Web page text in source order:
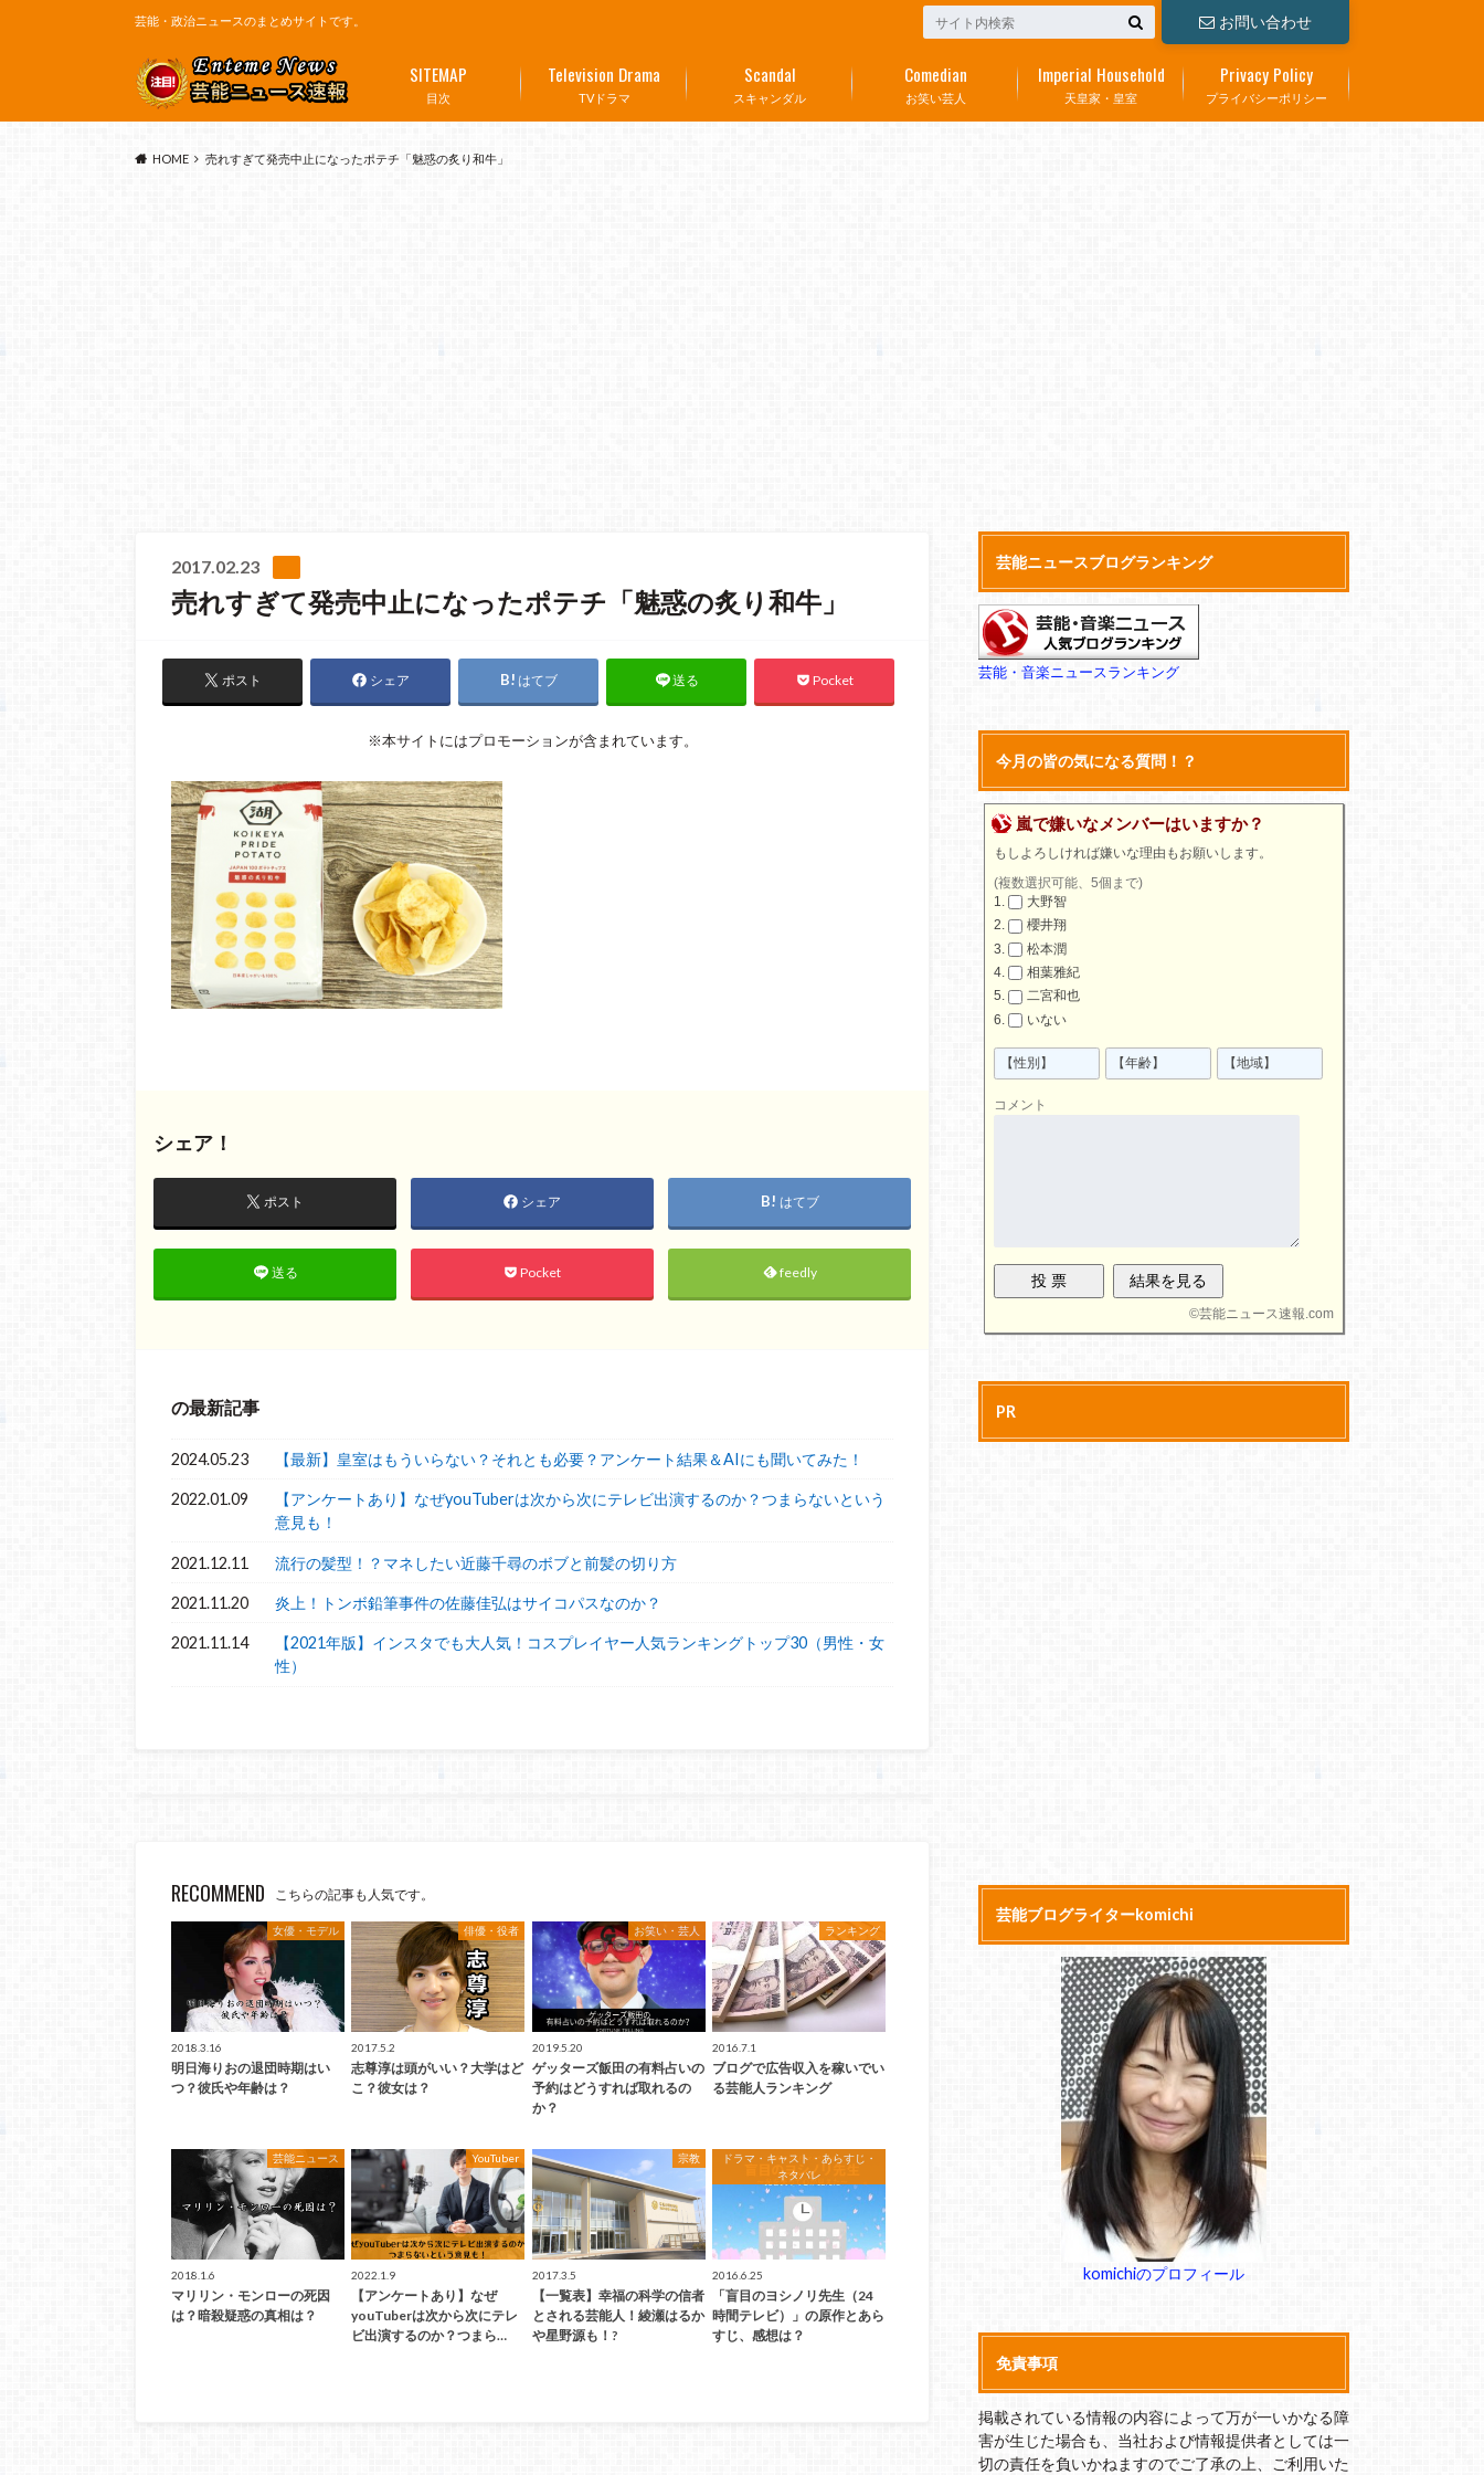
芸能・政治ニュースのまとめサイトです。 お問い合わせ
目次
SITEMAP
TVドラマ
Television Drama
スキャンダル
Scandal
お笑い芸人
Comedian
天皇家・皇室
Imperial Household
プライバシーポリシー
Privacy Policy
HOME 売れすぎて発売中止になったポテチ「魅惑の炙り和牛」
2017.02.23
売れすぎて発売中止になったポテチ「魅惑の炙り和牛」
ポスト シェア はてブ 送る Pocket
※本サイトにはプロモーションが含まれています。
シェア！
ポスト シェア はてブ
送る Pocket feedly
の最新記事
2024.05.23 【最新】皇室はもういらない？それとも必要？アンケート結果＆AIにも聞いてみた！
2022.01.09
【アンケートあり】なぜyouTuberは次から次にテレビ出演するのか？つまらないという
意見も！
2021.12.11 流行の髪型！？マネしたい近藤千尋のボブと前髪の切り方
2021.11.20 炎上！トンボ鉛筆事件の佐藤佳弘はサイコパスなのか？
2021.11.14
【2021年版】インスタでも大人気！コスプレイヤー人気ランキングトップ30（男性・女
性）
RECOMMEND こちらの記事も人気です。
女優・モデル
2018.3.16
明日海りおの退団時期はい
つ？彼氏や年齢は？
俳優・役者
2017.5.2
志尊淳は頭がいい？大学はど
こ？彼女は？
お笑い・芸人
2019.5.20
ゲッターズ飯田の有料占いの
予約はどうすれば取れるの
か？
ランキング
2016.7.1
ブログで広告収入を稼いでい
る芸能人ランキング
芸能ニュース
2018.1.6
マリリン・モンローの死因
は？暗殺疑惑の真相は？
YouTuber
2022.1.9
【アンケートあり】なぜ
youTuberは次から次にテレ
ビ出演するのか？つまら…
宗教
2017.3.5
【一覧表】幸福の科学の信者
とされる芸能人！綾瀬はるか
や星野源も！?
ドラマ・キャスト・あらすじ・
ネタバレ
2016.6.25
「盲目のヨシノリ先生（24
時間テレビ）」の原作とあら
すじ、感想は？
芸能ニュースブログランキング
芸能・音楽ニュースランキング
今月の皆の気になる質問！？
嵐で嫌いなメンバーはいますか？
もしよろしければ嫌いな理由もお願いします。
(複数選択可能、5個まで)
大野智
櫻井翔
松本潤
相葉雅紀
二宮和也
いない
コメント
©芸能ニュース速報.com
PR
芸能ブログライターkomichi
komichiのプロフィール
免責事項
掲載されている情報の内容によって万が一いかなる障
害が生じた場合も、当社および情報提供者としては一
切の責任を負いかねますのでご了承の上、ご利用いた